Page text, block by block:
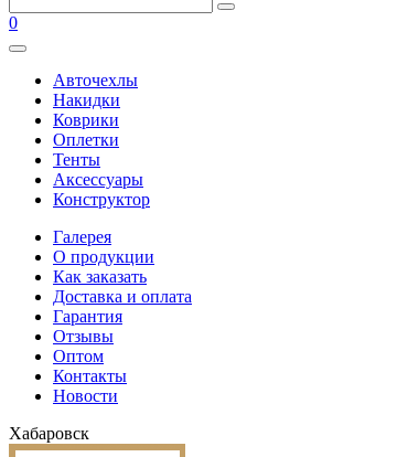
0
Авточехлы
Накидки
Коврики
Оплетки
Тенты
Аксессуары
Конструктор
Галерея
О продукции
Как заказать
Доставка и оплата
Гарантия
Отзывы
Оптом
Контакты
Новости
Хабаровск